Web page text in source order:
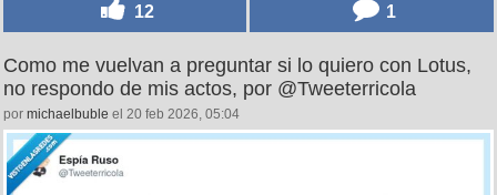
12 1
Como me vuelvan a preguntar si lo quiero con Lotus,
no respondo de mis actos, por @Tweeterricola
por michaelbuble el 20 feb 2026, 05:04